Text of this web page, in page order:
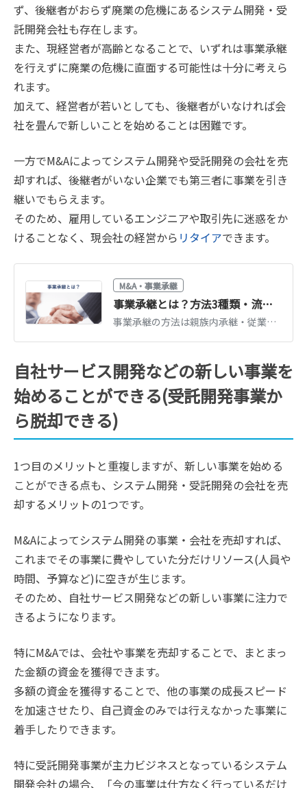
ず、後継者がおらず廃業の危機にあるシステム開発・受
託開発会社も存在します。
また、現経営者が高齢となることで、いずれは事業承継
を行えずに廃業の危機に直面する可能性は十分に考えら
れます。
加えて、経営者が若いとしても、後継者がいなければ会
社を畳んで新しいことを始めることは困難です。
一方でM&Aによってシステム開発や受託開発の会社を売
却すれば、後継者がいない企業でも第三者に事業を引き
継いでもらえます。
そのため、雇用しているエンジニアや取引先に迷惑をか
けることなく、現会社の経営から リタイアできます。
M&A・事業承継
事業承継とは？方法3種類・流れ・税金・支援制度をわかりやすく解説【2026年版】
事業承継の方法は親族内承継・従業員承継・M&Aの3種類。それぞれの流れとメリット、事業承継税制・補助金など2026年時点の支援制度、かかる税金を図解で解説します。
自社サービス開発などの新しい事業を
始めることができる(受託開発事業か
ら脱却できる)
1つ目のメリットと重複しますが、新しい事業を始める
ことができる点も、システム開発・受託開発の会社を売
却するメリットの1つです。
M&Aによってシステム開発の事業・会社を売却すれば、
これまでその事業に費やしていた分だけリソース(人員や
時間、予算など)に空きが生じます。
そのため、自社サービス開発などの新しい事業に注力で
きるようになります。
特にM&Aでは、会社や事業を売却することで、まとまっ
た金額の資金を獲得できます。
多額の資金を獲得することで、他の事業の成長スピード
を加速させたり、自己資金のみでは行えなかった事業に
着手したりできます。
特に受託開発事業が主力ビジネスとなっているシステム
開発会社の場合、「今の事業は仕方なく行っているだけ